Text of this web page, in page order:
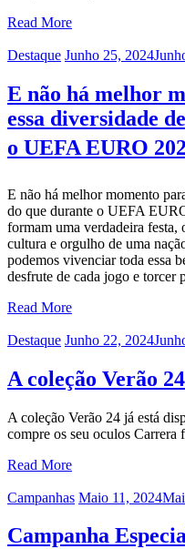
Read More
Categories
Destaque Posted
Junho 25, 2024
E não há melhor
essa diversidade
o UEFA EURO
E não há melhor momento
do que durante o UEFA
formam uma verdadeira festa,
cultura e orgulho de uma
podemos vivenciar toda essa
desfrute de cada jogo e torcer
Read More
Categories
Destaque Posted
Junho 22, 2024
A coleção Verão
A coleção Verão 24 já está
compre os seu oculos
Read More
Categories
Campanhas Posted
Maio 11, 2024
Campanha